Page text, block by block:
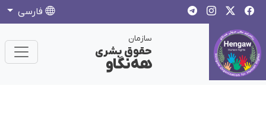
فارسی
سازمان
حقوق بشری
هەنگاو